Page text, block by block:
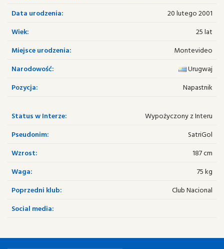
Data urodzenia:
20 lutego 2001
Wiek:
25 lat
Miejsce urodzenia:
Montevideo
Narodowość:
Urugwaj
Pozycja:
Napastnik
Status w Interze:
Wypożyczony z Interu
Pseudonim:
SatriGol
Wzrost:
187 cm
Waga:
75 kg
Poprzedni klub:
Club Nacional
Social media: